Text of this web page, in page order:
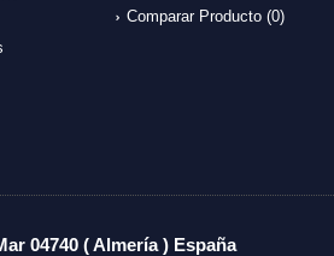
Comparar Producto (0)
04740 ( Almería ) España